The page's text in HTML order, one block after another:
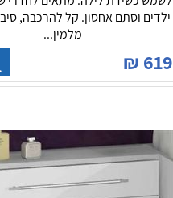
ילדים וסתם אחסון. קל להרכבה,
מלמין...
619
₪